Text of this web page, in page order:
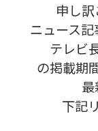
申し
ニュース記
テレビ
の掲載期
最
下記